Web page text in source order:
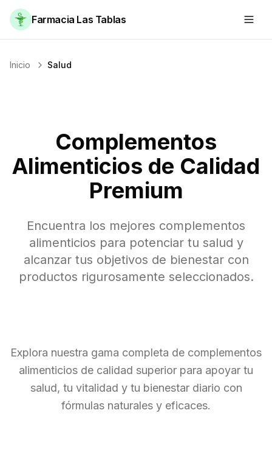
Farmacia Las Tablas
Inicio Salud
Complementos
Alimenticios de Calidad
Premium
Encuentra los mejores complementos
alimenticios para potenciar tu salud y
alcanzar tus objetivos de bienestar con
productos rigurosamente seleccionados.
Explora nuestra gama completa de complementos
alimenticios de calidad superior para apoyar tu
salud, tu vitalidad y tu bienestar diario con
fórmulas naturales y eficaces.